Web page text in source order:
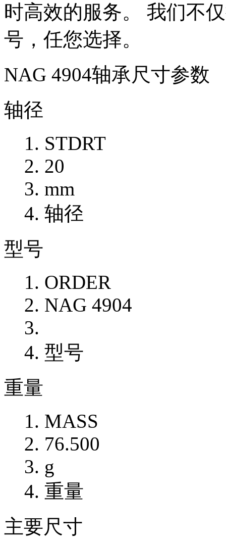
时高效的服务。 我们不
号，任您选择。
NAG 4904轴承尺寸参数
轴径
STDRT
20
mm
轴径
型号
ORDER
NAG 4904
型号
重量
MASS
76.500
g
重量
主要尺寸